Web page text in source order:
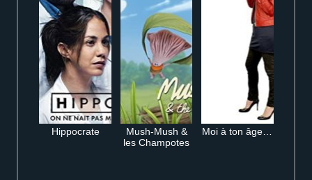
Hippocrate
Mush-Mush &
les Champotes
Moi à ton âge…